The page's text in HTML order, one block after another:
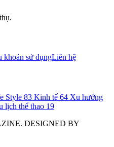
khoản sử dụngLiên hệ
Style 83 Kinh tế 64 Xu hướng
lịch thể thao 19
DESIGNED BY